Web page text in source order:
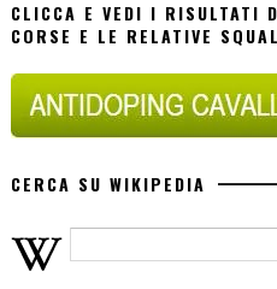
CLICCA E VEDI I RISULTATI
CORSE E LE RELATIVE
CERCA SU WIKIPEDIA